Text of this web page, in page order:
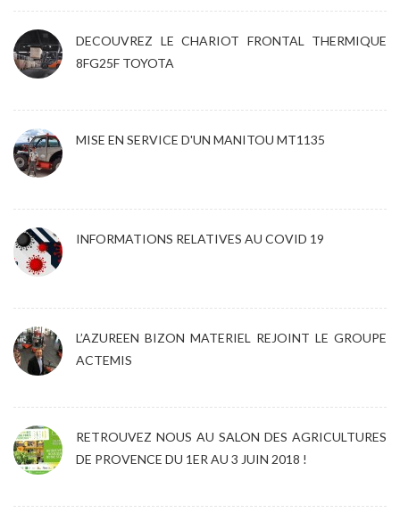
DECOUVREZ LE CHARIOT FRONTAL THERMIQUE
8FG25F TOYOTA
MISE EN SERVICE D'UN MANITOU MT1135
INFORMATIONS RELATIVES AU COVID 19
L’AZUREEN BIZON MATERIEL REJOINT LE GROUPE
ACTEMIS
RETROUVEZ NOUS AU SALON DES AGRICULTURES
DE PROVENCE DU 1ER AU 3 JUIN 2018 !